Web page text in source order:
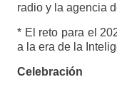
radio y la agencia
* El reto para el
a la era de la
Celebración